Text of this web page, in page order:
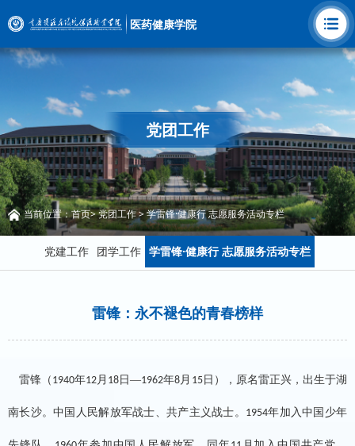
医药健康学院
党团工作
当前位置：首页>党团工作>学雷锋·健康行 志愿服务活动专栏
党建工作 团学工作 学雷锋·健康行 志愿服务活动专栏
雷锋：永不褪色的青春榜样
雷锋（ 1940年12月 18 日—1962年8月 15日），原名雷正兴，出生于湖
南长沙。中国人民解放军战士、共产主义战士。 1954年加入中国少年